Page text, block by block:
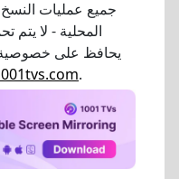
جميع عمليات
المحلية - لا
يحافظ على خصوصية
.